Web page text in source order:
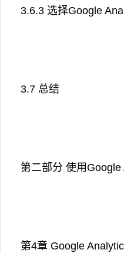
3.6.3 选择Google
3.7 总结
第二部分 使用Google
第4章 Google